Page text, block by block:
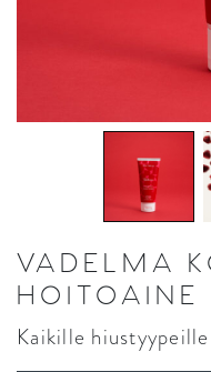
VADELMA
HOITOAINE
Kaikille hiustyypeille